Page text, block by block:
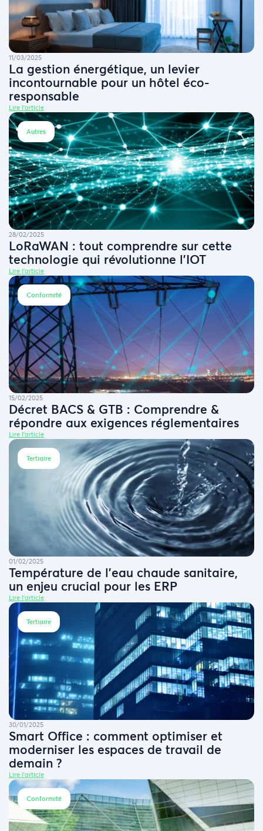
11/03/2025
La gestion énergétique, un levier
incontournable pour un hôtel éco-
responsable
Lire l'article
Autres
28/02/2025
LoRaWAN : tout comprendre sur cette
technologie qui révolutionne l’IOT
Lire l'article
Conformité
15/02/2025
Décret BACS & GTB : Comprendre &
répondre aux exigences réglementaires
Lire l'article
Tertiaire
01/02/2025
Température de l’eau chaude sanitaire,
un enjeu crucial pour les ERP
Lire l'article
Tertiaire
30/01/2025
Smart Office : comment optimiser et
moderniser les espaces de travail de
demain ?
Lire l'article
Conformité